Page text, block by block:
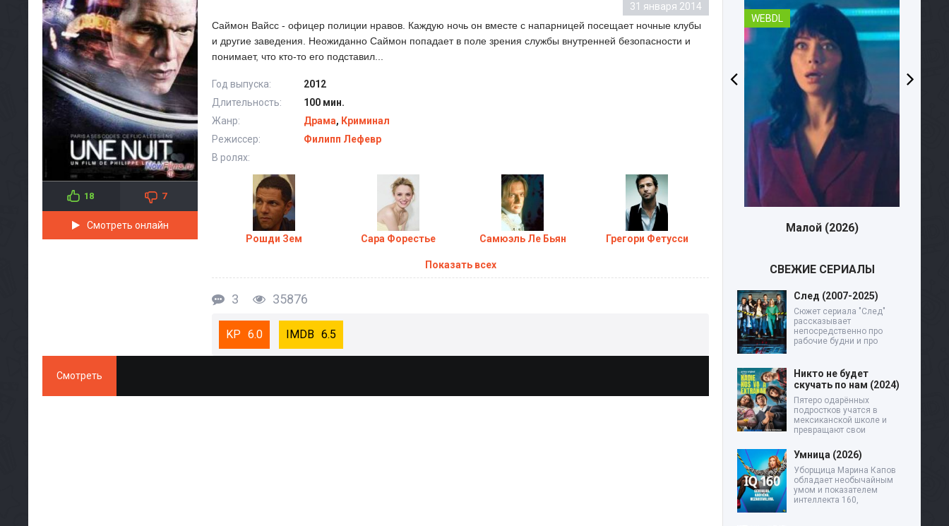
18 7
Смотреть онлайн
31 января 2014
Саймон Вайсс - офицер полиции нравов. Каждую ночь он вместе с напарницей посещает ночные клубы
и другие заведения. Неожиданно Саймон попадает в поле зрения службы внутренней безопасности и
понимает, что кто-то его подставил...
Год выпуска:
2012
Длительность:
100 мин.
Жанр:
Драма, Криминал
Режиссер:
Филипп Лефевр
В ролях:
Рошди Зем Сара Форестье Самюэль Ле Бьян Грегори Фетусси
Показать всех
3 35876
6.0 6.5
Смотреть
WEBDL
Малой (2026)
СВЕЖИЕ СЕРИАЛЫ
След (2007-2025)
Сюжет сериала "След"
рассказывает
непосредственно про
рабочие будни и про
Никто не будет
скучать по нам (2024)
Пятеро одарённых
подростков учатся в
мексиканской школе и
превращают свои
Умница (2026)
Уборщица Марина Капов
обладает необычайным
умом и показателем
интеллекта 160,